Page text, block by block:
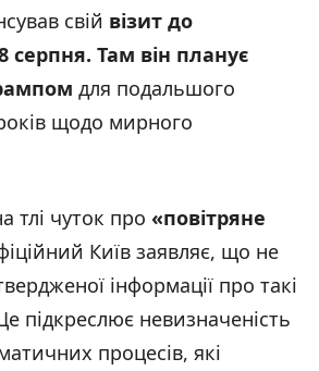
свій візит до
серпня. Там він планує
для подальшого
щодо мирного
тлі чуток про «повітряне
Київ заявляє, що не
інформації про такі
підкреслює невизначеність
процесів, які